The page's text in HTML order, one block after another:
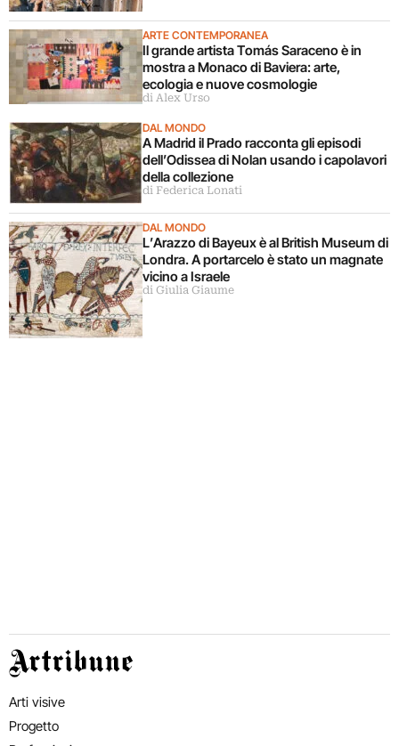
ARTE CONTEMPORANEA
Il grande artista Tomás Saraceno è in
mostra a Monaco di Baviera: arte,
ecologia e nuove cosmologie
di Alex Urso
DAL MONDO
A Madrid il Prado racconta gli episodi
dell’Odissea di Nolan usando i capolavori
della collezione
di Federica Lonati
DAL MONDO
L’Arazzo di Bayeux è al British Museum di
Londra. A portarcelo è stato un magnate
vicino a Israele
di Giulia Giaume
Artribune
Arti visive
Progetto